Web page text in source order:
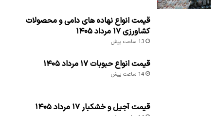
قیمت انواع نهاده های دامی و محصولات
کشاورزی ۱۷ مرداد ۱۴۰۵
13 ساعت پیش
قیمت انواع حبوبات ۱۷ مرداد ۱۴۰۵
14 ساعت پیش
قیمت آجیل و خشکبار ۱۷ مرداد ۱۴۰۵